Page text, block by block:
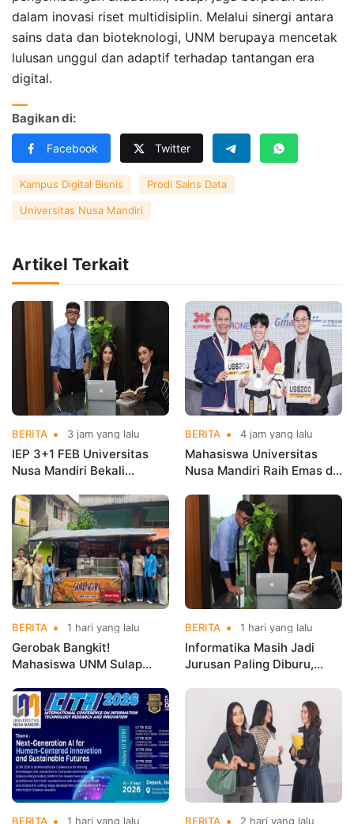
dalam inovasi riset multidisiplin. Melalui sinergi antara
sains data dan bioteknologi, UNM berupaya mencetak
lulusan unggul dan adaptif terhadap tantangan era
digital.
Bagikan di:
Facebook Twitter
Kampus Digital Bisnis Prodi Sains Data
Universitas Nusa Mandiri
Artikel Terkait
BERITA 3 jam yang lalu
IEP 3+1 FEB Universitas
Nusa Mandiri Bekali
Kerja Sebelum Lulus
BERITA 4 jam yang lalu
Mahasiswa Universitas
Nusa Mandiri Raih Emas di
Indonesia Open
Championships 2026
BERITA 1 hari yang lalu
Gerobak Bangkit!
Mahasiswa UNM Sulap
Menarik dan Laris
BERITA 1 hari yang lalu
Informatika Masih Jadi
Jurusan Paling Diburu,
hingga Cyber Security
BERITA 1 hari yang lalu BERITA 2 hari yang lalu